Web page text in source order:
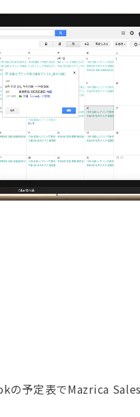
予定表でMazrica